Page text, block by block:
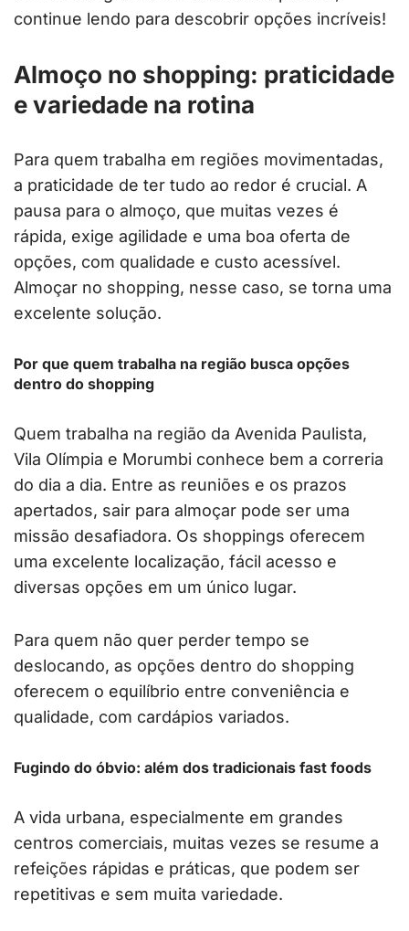
continue lendo para descobrir opções incríveis!
Almoço no shopping: praticidade
e variedade na rotina
Para quem trabalha em regiões movimentadas,
a praticidade de ter tudo ao redor é crucial. A
pausa para o almoço, que muitas vezes é
rápida, exige agilidade e uma boa oferta de
opções, com qualidade e custo acessível.
Almoçar no shopping, nesse caso, se torna uma
excelente solução.
Por que quem trabalha na região busca opções
dentro do shopping
Quem trabalha na região da Avenida Paulista,
Vila Olímpia e Morumbi conhece bem a correria
do dia a dia. Entre as reuniões e os prazos
apertados, sair para almoçar pode ser uma
missão desafiadora. Os shoppings oferecem
uma excelente localização, fácil acesso e
diversas opções em um único lugar.
Para quem não quer perder tempo se
deslocando, as opções dentro do shopping
oferecem o equilíbrio entre conveniência e
qualidade, com cardápios variados.
Fugindo do óbvio: além dos tradicionais fast foods
A vida urbana, especialmente em grandes
centros comerciais, muitas vezes se resume a
refeições rápidas e práticas, que podem ser
repetitivas e sem muita variedade.